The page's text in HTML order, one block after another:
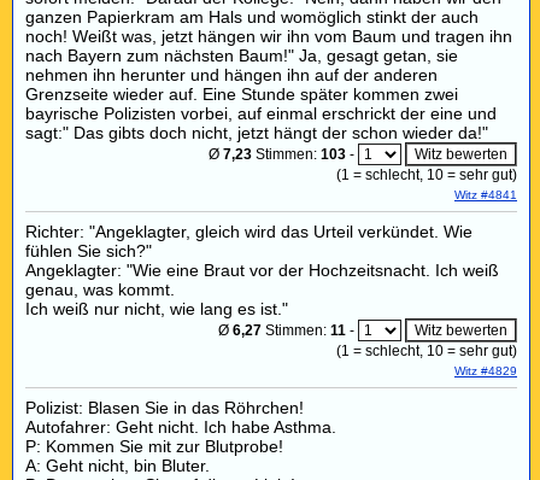
ganzen Papierkram am Hals und womöglich stinkt der auch
noch! Weißt was, jetzt hängen wir ihn vom Baum und tragen ihn
nach Bayern zum nächsten Baum!" Ja, gesagt getan, sie
nehmen ihn herunter und hängen ihn auf der anderen
Grenzseite wieder auf. Eine Stunde später kommen zwei
bayrische Polizisten vorbei, auf einmal erschrickt der eine und
sagt:" Das gibts doch nicht, jetzt hängt der schon wieder da!"
Ø 7,23 Stimmen: 103 -
(1 = schlecht, 10 = sehr gut)
Witz #4841
Richter: "Angeklagter, gleich wird das Urteil verkündet. Wie
fühlen Sie sich?"
Angeklagter: "Wie eine Braut vor der Hochzeitsnacht. Ich weiß
genau, was kommt.
Ich weiß nur nicht, wie lang es ist."
Ø 6,27 Stimmen: 11 -
(1 = schlecht, 10 = sehr gut)
Witz #4829
Polizist: Blasen Sie in das Röhrchen!
Autofahrer: Geht nicht. Ich habe Asthma.
P: Kommen Sie mit zur Blutprobe!
A: Geht nicht, bin Bluter.